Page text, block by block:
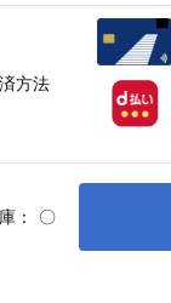
： 〇
方法